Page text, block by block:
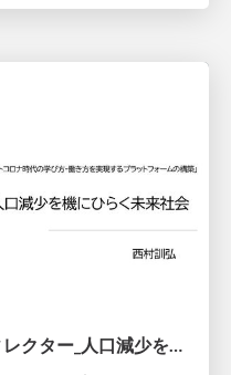
02_西村訓弘_プログラムディレクター_人口減少を機にひらく未来社会.pdf